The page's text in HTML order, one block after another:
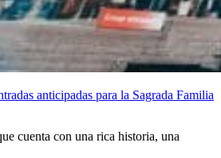
anticipadas para la Sagrada Familia
cuenta con una rica historia, una